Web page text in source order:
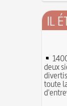
IL
deux
toute